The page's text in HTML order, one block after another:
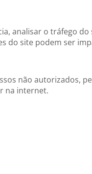
analisar o tráfego
do site podem ser
não autorizados,
na internet.